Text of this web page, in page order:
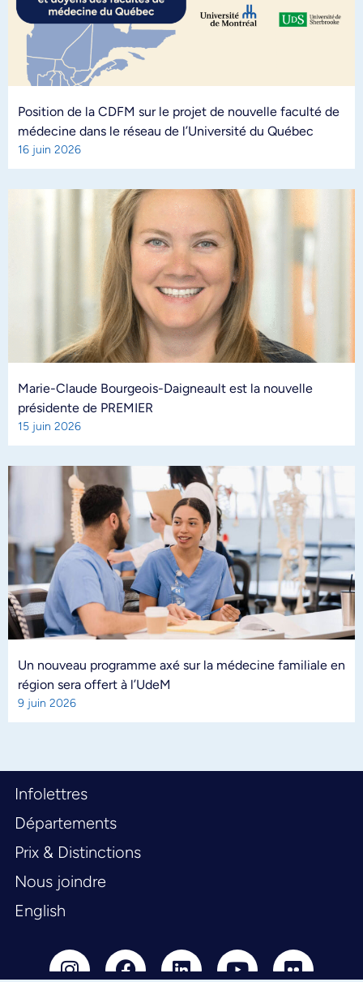
Position de la CDFM sur le projet de nouvelle faculté de
médecine dans le réseau de l’Université du Québec
16 juin 2026
Marie-Claude Bourgeois-Daigneault est la nouvelle
présidente de PREMIER
15 juin 2026
Un nouveau programme axé sur la médecine familiale en
région sera offert à l’UdeM
9 juin 2026
Infolettres
Départements
Prix & Distinctions
Nous joindre
English